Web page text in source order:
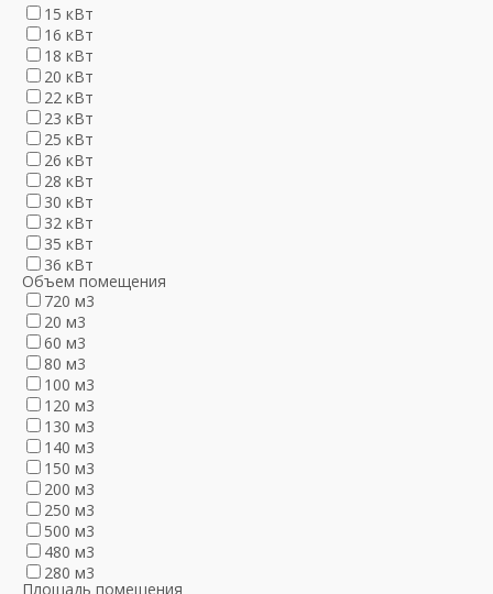
15 кВт
16 кВт
18 кВт
20 кВт
22 кВт
23 кВт
25 кВт
26 кВт
28 кВт
30 кВт
32 кВт
35 кВт
36 кВт
Объем помещения
720 м3
20 м3
60 м3
80 м3
100 м3
120 м3
130 м3
140 м3
150 м3
200 м3
250 м3
500 м3
480 м3
280 м3
Площадь помещения